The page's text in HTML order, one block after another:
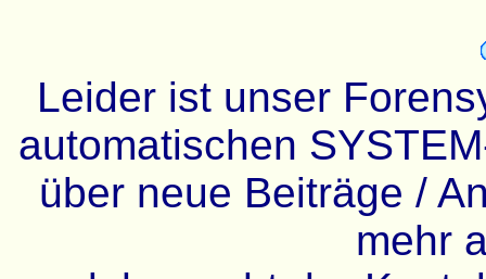
Leider ist unser
automatischen
über neue Beiträge /
mehr